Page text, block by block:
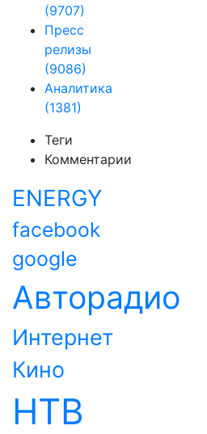
(9707)
Пресс
релизы
(9086)
Аналитика
(1381)
Теги
Комментарии
ENERGY
facebook
google
Авторадио
Интернет
Кино
НТВ